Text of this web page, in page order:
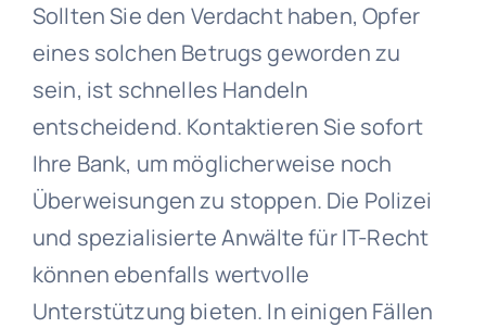
Sollten Sie den Verdacht haben, Opfer
eines solchen Betrugs geworden zu
sein, ist schnelles Handeln
entscheidend. Kontaktieren Sie sofort
Ihre Bank, um möglicherweise noch
Überweisungen zu stoppen. Die Polizei
und spezialisierte Anwälte für IT-Recht
können ebenfalls wertvolle
Unterstützung bieten. In einigen Fällen